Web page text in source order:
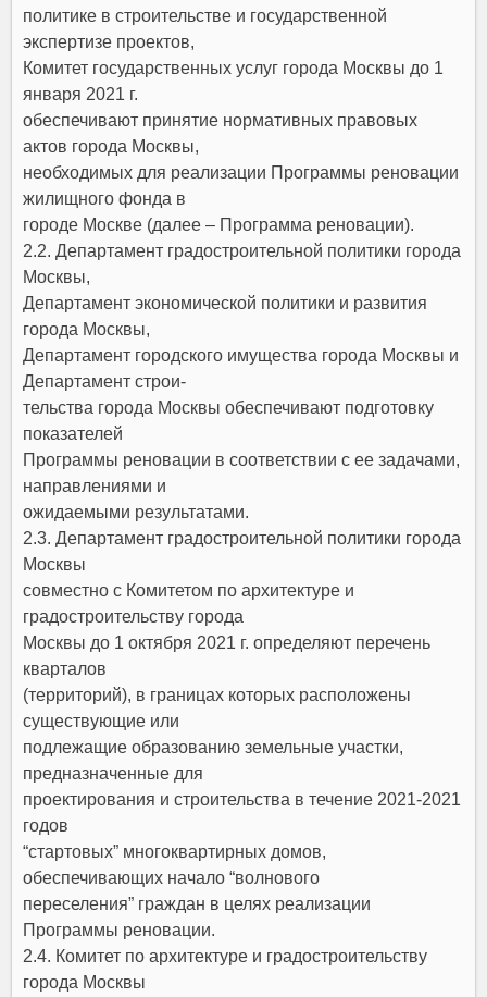
политике в строительстве и государственной
экспертизе проектов,
Комитет государственных услуг города Москвы до 1
января 2021 г.
обеспечивают принятие нормативных правовых
актов города Москвы,
необходимых для реализации Программы реновации
жилищного фонда в
городе Москве (далее – Программа реновации).
2.2. Департамент градостроительной политики города
Москвы,
Департамент экономической политики и развития
города Москвы,
Департамент городского имущества города Москвы и
Департамент строи-
тельства города Москвы обеспечивают подготовку
показателей
Программы реновации в соответствии с ее задачами,
направлениями и
ожидаемыми результатами.
2.3. Департамент градостроительной политики города
Москвы
совместно с Комитетом по архитектуре и
градостроительству города
Москвы до 1 октября 2021 г. определяют перечень
кварталов
(территорий), в границах которых расположены
существующие или
подлежащие образованию земельные участки,
предназначенные для
проектирования и строительства в течение 2021-2021
годов
“стартовых” многоквартирных домов,
обеспечивающих начало “волнового
переселения” граждан в целях реализации
Программы реновации.
2.4. Комитет по архитектуре и градостроительству
города Москвы